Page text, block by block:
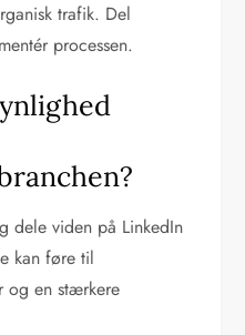
trafik. Del
processen.
dele viden på LinkedIn
kan føre til
og en stærkere